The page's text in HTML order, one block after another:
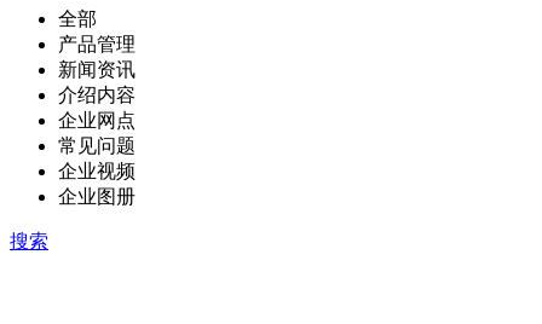
全部
产品管理
新闻资讯
介绍内容
企业网点
常见问题
企业视频
企业图册
搜索